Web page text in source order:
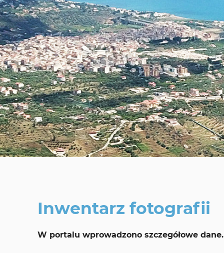
Inwentarz fotografii
W portalu wprowadzono szczegółowe